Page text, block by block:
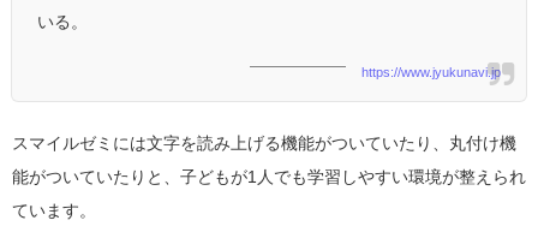
いる。
https://www.jyukunavi.jp
スマイルゼミには文字を読み上げる機能がついていたり、丸付け機
能がついていたりと、子どもが1人でも学習しやすい環境が整えられ
ています。